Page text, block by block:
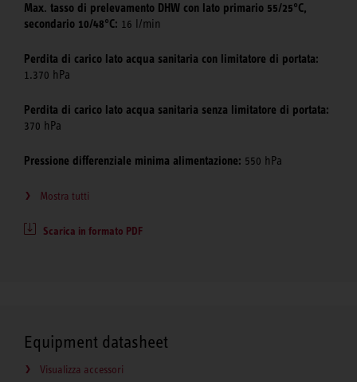
Max. tasso di prelevamento DHW con lato primario 55/25°C,
secondario 10/48°C: 16 l/min
Perdita di carico lato acqua sanitaria con limitatore di portata:
1.370 hPa
Perdita di carico lato acqua sanitaria senza limitatore di portata:
370 hPa
Pressione differenziale minima alimentazione: 550 hPa
Mostra tutti
Scarica in formato PDF
Equipment datasheet
Visualizza accessori